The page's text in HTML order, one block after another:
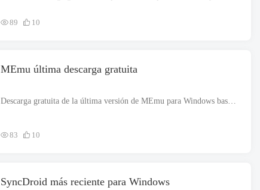
89 10
MEmu última descarga gratuita
83 10
SyncDroid más reciente para Windows